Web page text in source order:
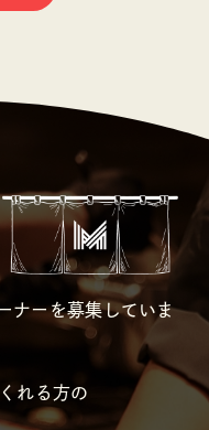
ナーを募集していま
れる方の